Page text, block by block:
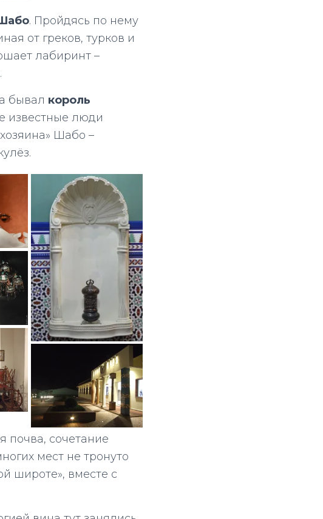
. Пройдясь по нему
от греков, турков и
лабиринт –
бывал король
известные люди
Шабо –
почва, сочетание
мест не тронуто
широте», вместе с